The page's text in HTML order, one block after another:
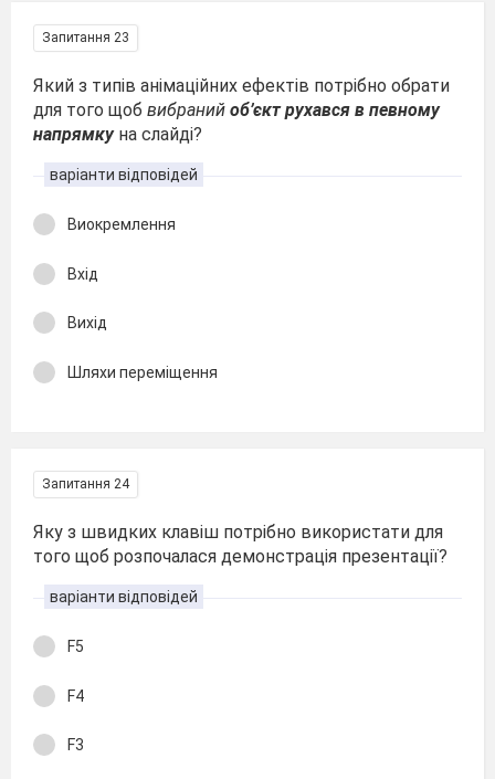
Запитання 23
Який з типів анімаційних ефектів потрібно обрати
для того щоб вибраний об’єкт рухався в певному
напрямку на слайді?
варіанти відповідей
Виокремлення
Вхід
Вихід
Шляхи переміщення
Запитання 24
Яку з швидких клавіш потрібно використати для
того щоб розпочалася демонстрація презентації?
варіанти відповідей
F5
F4
F3